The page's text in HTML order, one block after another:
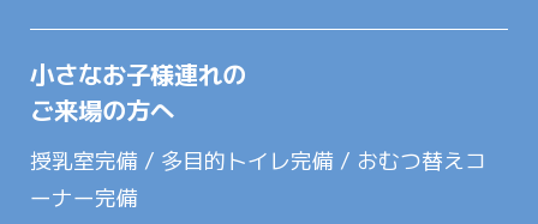
小さなお子様連れの
ご来場の方へ
授乳室完備 / 多目的トイレ完備 / おむつ替えコ
ーナー完備